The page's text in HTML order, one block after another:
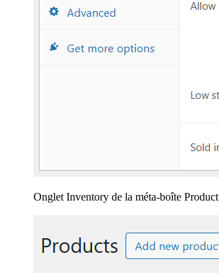
Onglet Inventory de la méta-boîte Product